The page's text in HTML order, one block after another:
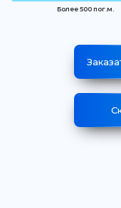
Более 500 пог.м.